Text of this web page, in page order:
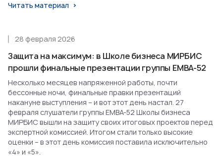
Читать материал
Защита на максимум: в Школе бизнеса МИРБИС
прошли финальные презентации группы EMBA-52
28 февраля 2026
Несколько месяцев напряженной работы, почти
бессонные ночи, финальные правки презентаций
накануне выступления – и вот этот день настал. 27
февраля слушатели группы EMBA-52 Школы бизнеса
МИРБИС вышли на защиту своих итоговых проектов перед
экспертной комиссией. Итогом стали только высокие
оценки – в этот день комиссия поставила исключительно
«4» и «5».